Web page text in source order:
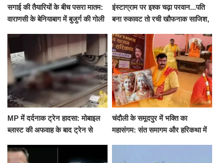
सगाई की तैयारियों के बीच पसरा मातम:
वाराणसी के बेनियाबाग में बुजुर्ग की गोली
इंस्टाग्राम पर इश्क चढ़ा परवान...पति
बना रुकावट तो रची खौफनाक साजिश,
के घाट
MP में दर्दनाक ट्रेन हादसा: मोबाइल
ब्लास्ट की अफवाह के बाद ट्रेन से
रौंदा, 4 की मौत
चंदौली के समूदपुर में भक्ति का
महासंगम: संत समागम और हरिकथा में